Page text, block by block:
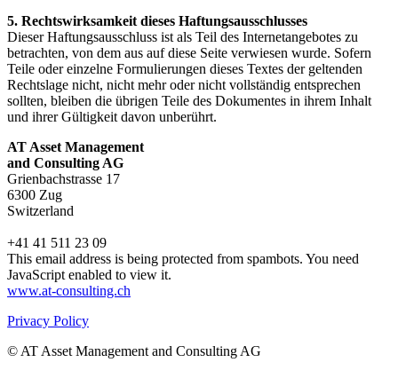
5. Rechtswirksamkeit dieses Haftungsausschlusses
Dieser Haftungsausschluss ist als Teil des Internetangebotes zu
betrachten, von dem aus auf diese Seite verwiesen wurde. Sofern
Teile oder einzelne Formulierungen dieses Textes der geltenden
Rechtslage nicht, nicht mehr oder nicht vollständig entsprechen
sollten, bleiben die übrigen Teile des Dokumentes in ihrem Inhalt
und ihrer Gültigkeit davon unberührt.
AT Asset Management
and Consulting AG
Grienbachstrasse 17
6300 Zug
Switzerland
+41 41 511 23 09
This email address is being protected from spambots. You need
JavaScript enabled to view it.
www.at-consulting.ch
Privacy Policy
© AT Asset Management and Consulting AG